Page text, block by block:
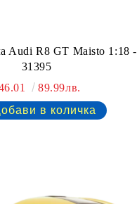
Audi R8 GT Maisto 1:18 -
31395
89.99лв.